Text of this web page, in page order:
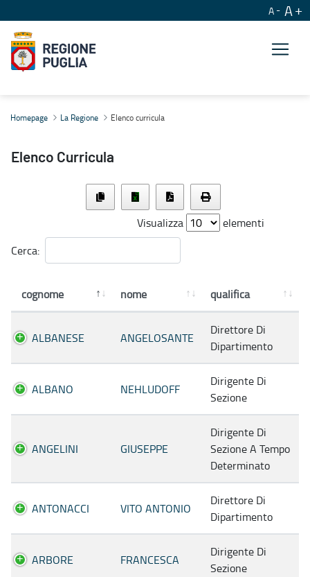
A A
Homepage La Regione Elenco curricula
Elenco Curricula
Visualizza
elementi
Cerca:
cognome nome qualifica
ALBANESE ANGELOSANTE
Direttore Di
Dipartimento
ALBANO NEHLUDOFF
Dirigente Di
Sezione
ANGELINI GIUSEPPE
Dirigente Di
Sezione A Tempo
Determinato
ANTONACCI VITO ANTONIO
Direttore Di
Dipartimento
ARBORE FRANCESCA
Dirigente Di
Sezione